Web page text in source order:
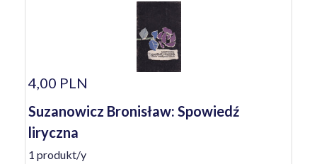
4,00 PLN
Suzanowicz Bronisław: Spowiedź
liryczna
1 produkt/y